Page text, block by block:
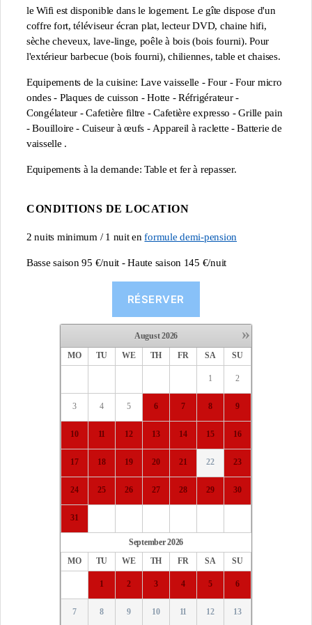
le Wifi est disponible dans le logement. Le gîte dispose d'un
coffre fort, téléviseur écran plat, lecteur DVD, chaine hifi,
sèche cheveux, lave-linge, poêle à bois (bois fourni). Pour
l'extérieur barbecue (bois fourni), chiliennes, table et chaises.
Equipements de la cuisine: Lave vaisselle - Four - Four micro
ondes - Plaques de cuisson - Hotte - Réfrigérateur -
Congélateur - Cafetière filtre - Cafetière expresso - Grille pain
- Bouilloire - Cuiseur à œufs - Appareil à raclette - Batterie de
vaisselle .
Equipements à la demande: Table et fer à repasser.
CONDITIONS DE LOCATION
2 nuits minimum / 1 nuit enformule demi-pension
Basse saison 95 €/nuit - Haute saison 145 €/nuit
»
August2026
MO
TU WE TH FR SA SU
1 2
3 4 5 6 7 8 9
10 11 12 13 14 15 16
17 18 19 20 21 22 23
24 25 26 27 28 29 30
31
September2026
MO
TU WE TH FR SA SU
1 2 3 4 5 6
7 8 9 10 11 12 13